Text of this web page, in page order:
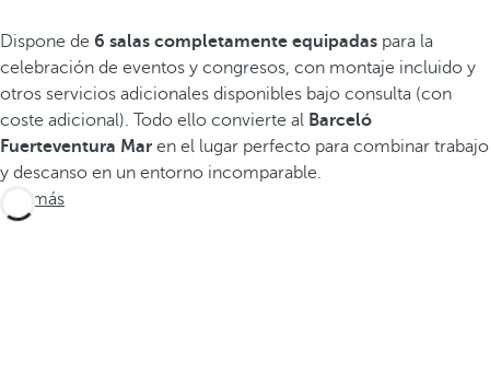
Dispone de 6 salas completamente equipadas para la
celebración de eventos y congresos, con montaje incluido y
otros servicios adicionales disponibles bajo consulta (con
coste adicional). Todo ello convierte al Barceló
Fuerteventura Mar en el lugar perfecto para combinar trabajo
y descanso en un entorno incomparable.
Ver más